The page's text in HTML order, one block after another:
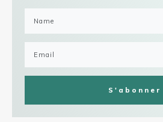
S'abonner